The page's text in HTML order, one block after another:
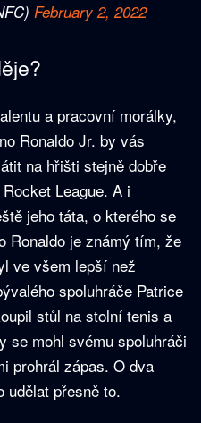
February 2, 2022
a pracovní morálky,
Ronaldo Jr. by vás
na hřišti stejně dobře
League. A i
jeho táta, o kterého se
Ronaldo je známý tím, že
ve všem lepší než
spoluhráče Patrice
stůl na stolní tenis a
se mohl svému spoluhráči
prohrál zápas. O dva
udělat přesně to.